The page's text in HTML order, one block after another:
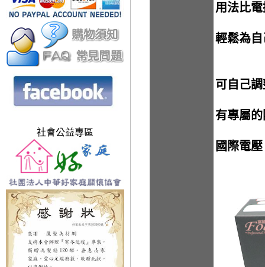
社會公益專區
用法比
輕鬆為
可自己
有專屬
國際電